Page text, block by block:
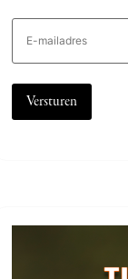
E-
mailadres